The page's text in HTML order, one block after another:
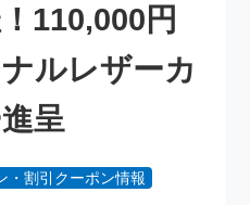
110,000円
ルレザーカ
呈
・割引クーポン情報